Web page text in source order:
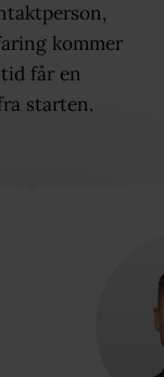
kommer
får en
starten.